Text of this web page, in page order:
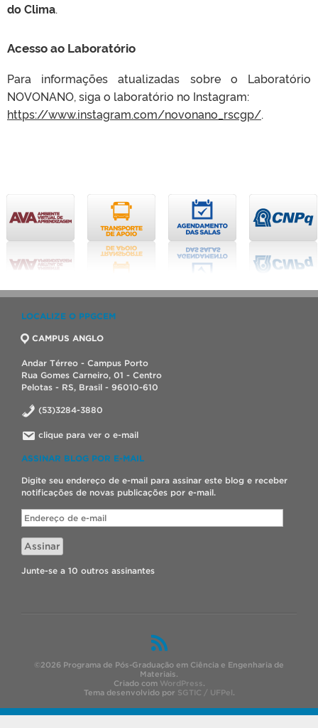
do Clima.
Acesso ao Laboratório
Para informações atualizadas sobre o Laboratório
NOVONANO, siga o laboratório no Instagram:
https://www.instagram.com/novonano_rscgp/.
LOCALIZE O PPGCEM
CAMPUS ANGLO
Andar Térreo - Campus Porto
Rua Gomes Carneiro, 01 - Centro
Pelotas - RS, Brasil - 96010-610
(53)3284-3880
clique para ver o e-mail
ASSINAR BLOG POR E-MAIL
Digite seu endereço de e-mail para assinar este blog e receber
notificações de novas publicações por e-mail.
Endereço
de
e-
mail
Assinar
Junte-se a 10 outros assinantes
©2026 Programa de Pós-Graduação em Ciência e Engenharia de
Materiais.
Criado com WordPress.
Tema desenvolvido por SGTIC / UFPel.